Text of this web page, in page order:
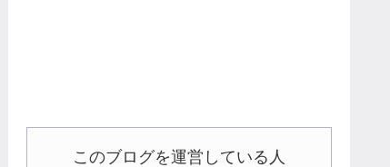
このブログを運営している人